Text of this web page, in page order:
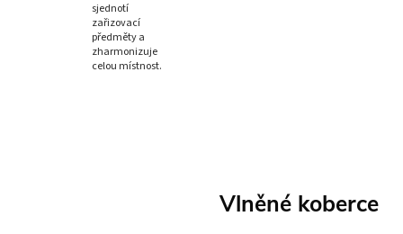
sjednotí
zařizovací
předměty a
zharmonizuje
celou místnost.
Vlněné koberce